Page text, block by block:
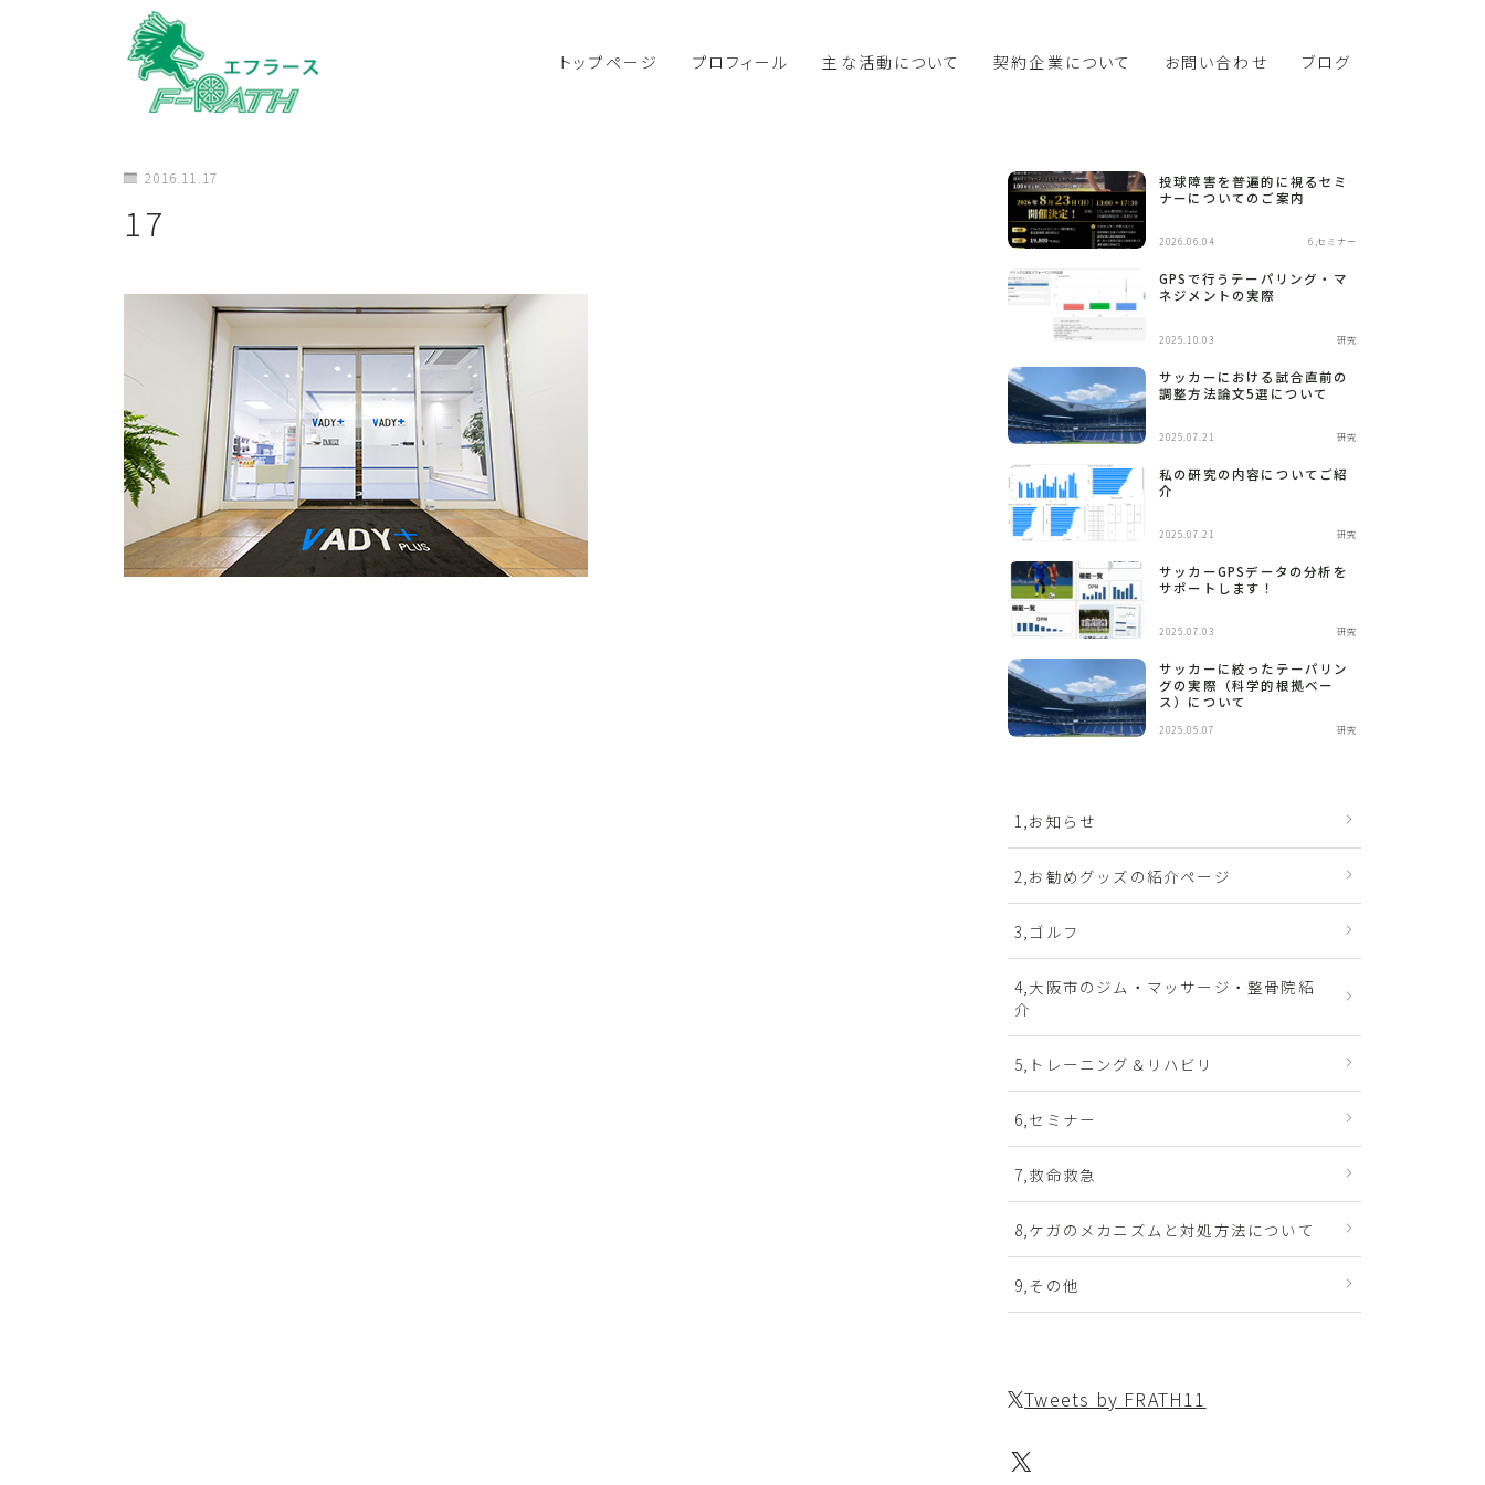
トップページ プロフィール 主な活動について 契約企業について お問い合わせ ブログ
2016.11.17
17
投球障害を普遍的に視るセミ
ナーについてのご案内
2026.06.04 6,セミナー
GPSで行うテーパリング・マ
ネジメントの実際
2025.10.03 研究
サッカーにおける試合直前の
調整方法論文5選について
2025.07.21 研究
私の研究の内容についてご紹
介
2025.07.21 研究
サッカーGPSデータの分析を
サポートします！
2025.07.03 研究
サッカーに絞ったテーパリン
グの実際（科学的根拠ベー
ス）について
2025.05.07 研究
1,お知らせ
2,お勧めグッズの紹介ページ
3,ゴルフ
4,大阪市のジム・マッサージ・整骨院紹
介
5,トレーニング＆リハビリ
6,セミナー
7,救命救急
8,ケガのメカニズムと対処方法について
9,その他
Tweets by FRATH11
X